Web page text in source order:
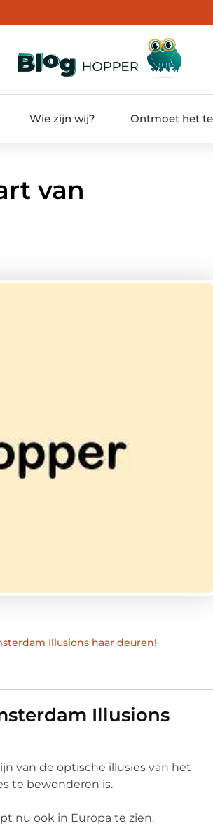
Wie zijn wij? Ontmoet het
van
Illusions haar deuren!
Illusions
van de optische illusies van het
te bewonderen is.
nu ook in Europa te zien.